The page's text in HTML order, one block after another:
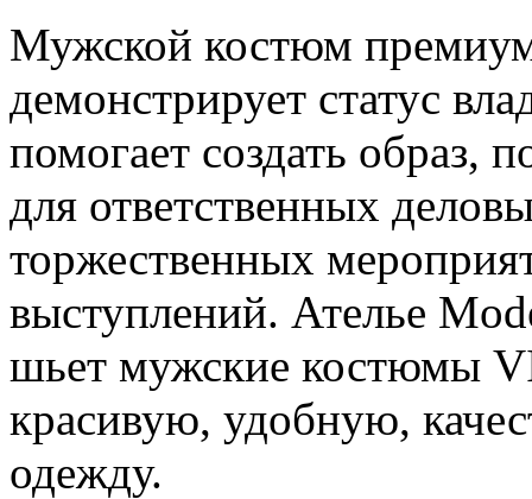
Мужской костюм
демонстрирует статус
помогает создать образ,
для ответственных
торжественных
выступлений. Ателье
шьет мужские костюмы
красивую, удобную,
одежду.